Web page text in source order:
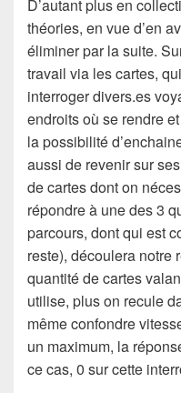
D’autant plus en
théories, en vue d’en
éliminer par la suite.
travail via les cartes,
interroger divers.es
endroits où se rendre
la possibilité
aussi de revenir sur
de cartes dont on
répondre à une des 3
parcours, dont qui est
reste), découlera notre
quantité de cartes
utilise, plus on recule
même confondre
un maximum, la
ce cas, 0 sur cette